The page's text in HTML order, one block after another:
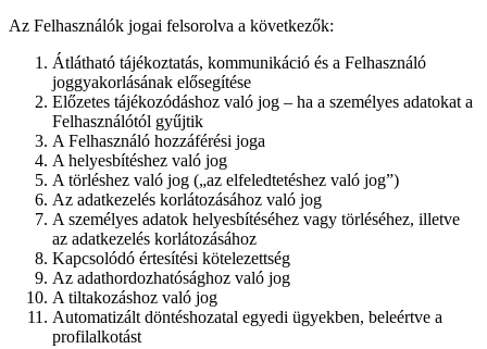
Az Felhasználók jogai felsorolva a következők:
Átlátható tájékoztatás, kommunikáció és a Felhasználó
joggyakorlásának elősegítése
Előzetes tájékozódáshoz való jog – ha a személyes adatokat a
Felhasználótól gyűjtik
A Felhasználó hozzáférési joga
A helyesbítéshez való jog
A törléshez való jog („az elfeledtetéshez való jog”)
Az adatkezelés korlátozásához való jog
A személyes adatok helyesbítéséhez vagy törléséhez, illetve
az adatkezelés korlátozásához
Kapcsolódó értesítési kötelezettség
Az adathordozhatósághoz való jog
A tiltakozáshoz való jog
Automatizált döntéshozatal egyedi ügyekben, beleértve a
profilalkotást